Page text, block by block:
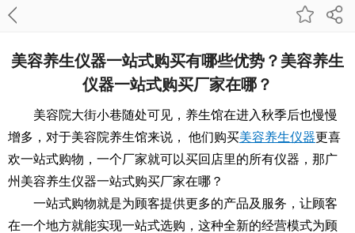
美容养生仪器一站式购买有哪些优势？美容养生
仪器一站式购买厂家在哪？
美容院大街小巷随处可见，养生馆在进入秋季后也慢慢
增多，对于美容院养生馆来说， 他们购买美容养生仪器更喜
欢一站式购物，一个厂家就可以买回店里的所有仪器，那广
州美容养生仪器一站式购买厂家在哪？
一站式购物就是为顾客提供更多的产品及服务，让顾客
在一个地方就能实现一站式选购，这种全新的经营模式为顾